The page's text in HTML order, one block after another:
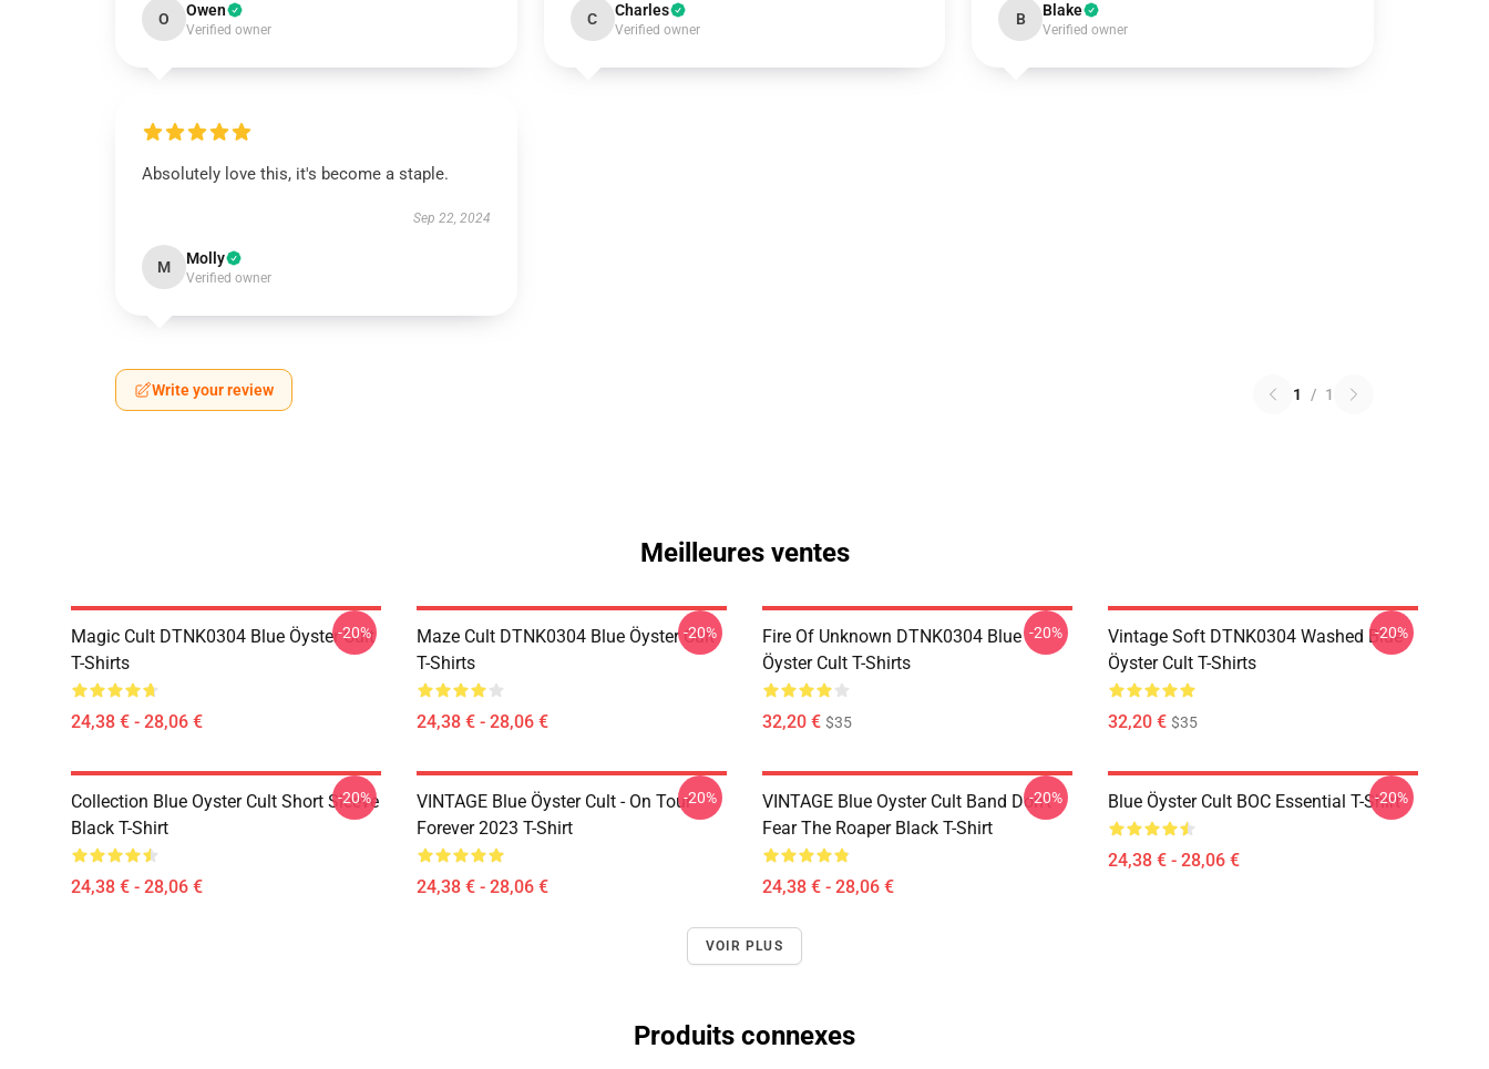
O Owen
Verified owner
C Charles
Verified owner
B Blake
Verified owner
Absolutely love this, it's become a staple.
Sep 22, 2024
M Molly
Verified owner
Write your review 1 / 1
Meilleures ventes
Magic Cult DTNK0304 Blue Öyster Cult
T-Shirts
24,38 € - 28,06 €
-20%
Maze Cult DTNK0304 Blue Öyster Cult
T-Shirts
24,38 € - 28,06 €
-20%
Fire Of Unknown DTNK0304 Blue
Öyster Cult T-Shirts
32,20 € $35
-20%
Vintage Soft DTNK0304 Washed Blue
Öyster Cult T-Shirts
32,20 € $35
-20%
Collection Blue Oyster Cult Short Sleeve
Black T-Shirt
24,38 € - 28,06 €
-20%
VINTAGE Blue Öyster Cult - On Tour
Forever 2023 T-Shirt
24,38 € - 28,06 €
-20%
VINTAGE Blue Oyster Cult Band Don't
Fear The Roaper Black T-Shirt
24,38 € - 28,06 €
-20% Blue Öyster Cult BOC Essential T-Shirt
24,38 € - 28,06 €
-20%
VOIR PLUS
Produits connexes